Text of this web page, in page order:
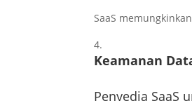
SaaS
Keamanan
Penyedia SaaS